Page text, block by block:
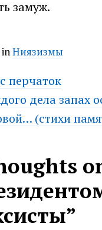
замуж.
Ниязизмы
перчаток
дела запах
(стихи
”